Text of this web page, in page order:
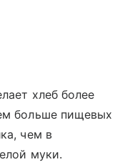
хлеб более
больше пищевых
чем в
муки.